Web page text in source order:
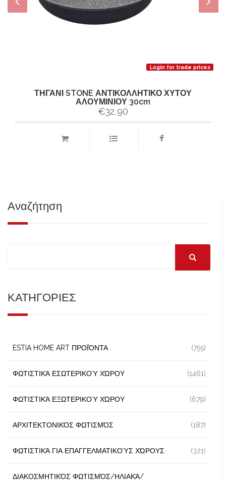
Login for trade prices
ΤΗΓΑΝΙ STONE ΑΝΤΙΚΟΛΛΗΤΙΚΟ ΧΥΤΟΥ
ΑΛΟΥΜΙΝΙΟΥ 30cm
€32,90
Αναζήτηση
ΚΑΤΗΓΟΡΙΕΣ
ESTIA HOME ART ΠΡΟΪΌΝΤΑ (755)
ΦΩΤΙΣΤΙΚΆ ΕΣΩΤΕΡΙΚΟΎ ΧΏΡΟΥ (1461)
ΦΩΤΙΣΤΙΚΆ ΕΞΩΤΕΡΙΚΟΎ ΧΏΡΟΥ (679)
ΑΡΧΙΤΕΚΤΟΝΙΚΌΣ ΦΩΤΙΣΜΌΣ (187)
ΦΩΤΙΣΤΙΚΆ ΓΙΑ ΕΠΑΓΓΕΛΜΑΤΙΚΟΎΣ ΧΏΡΟΥΣ (321)
ΔΙΑΚΟΣΜΗΤΙΚΌΣ ΦΩΤΙΣΜΌΣ/ΗΛΙΑΚΆ/